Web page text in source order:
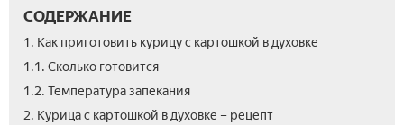
СОДЕРЖАНИЕ
1. Как приготовить курицу с картошкой в духовке
1.1. Сколько готовится
1.2. Температура запекания
2. Курица с картошкой в духовке – рецепт